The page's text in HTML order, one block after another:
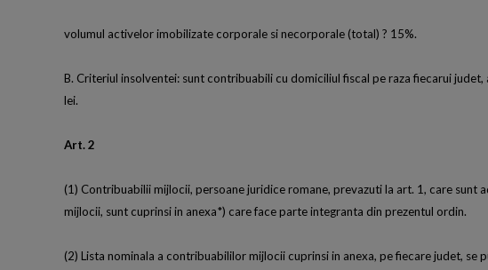
volumul activelor imobilizate corporale si necorporale (total) ? 15%.
B. Criteriul insolventei: sunt contribuabili cu domiciliul fiscal pe raza fiecarui
lei.
Art. 2
(1) Contribuabilii mijlocii, persoane juridice romane, prevazuti la art. 1, care
mijlocii, sunt cuprinsi in anexa*) care face parte integranta din prezentul ordin.
(2) Lista nominala a contribuabililor mijlocii cuprinsi in anexa, pe fiecare judet,